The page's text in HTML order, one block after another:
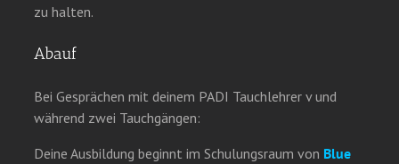
zu halten.
Abauf
Bei Gesprächen mit deinem PADI Tauchlehrer v und
während zwei Tauchgängen:
Deine Ausbildung beginnt im Schulungsraum von Blue